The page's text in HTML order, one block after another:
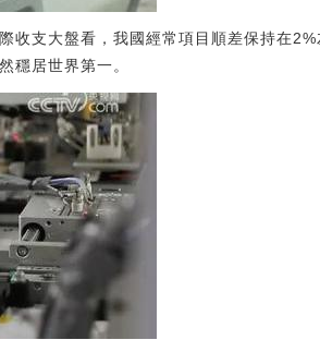
收支大盤看，我國經常項目順差保持在
穩居世界第一。